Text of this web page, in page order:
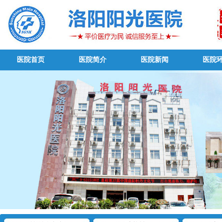
医院首页 医院简介 医院新闻 医院